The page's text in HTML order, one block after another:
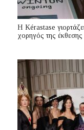
Η Kérastase
χορηγός της